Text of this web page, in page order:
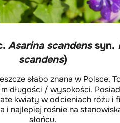
Asarina scandenssyn.
scandens)
słabo znana w Polsce.
długości / wysokości.
kwiaty w odcieniach różu i
i najlepiej rośnie na
słońcu.